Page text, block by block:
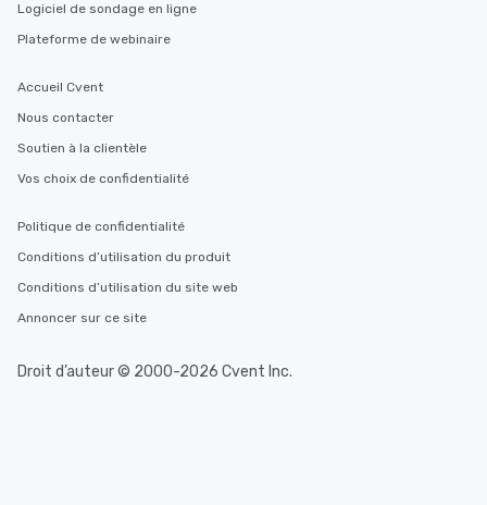
Logiciel de sondage en ligne
Plateforme de webinaire
Accueil Cvent
Nous contacter
Soutien à la clientèle
Vos choix de confidentialité
Politique de confidentialité
Conditions d’utilisation du produit
Conditions d’utilisation du site web
Annoncer sur ce site
Droit d’auteur © 2000-2026 Cvent Inc.